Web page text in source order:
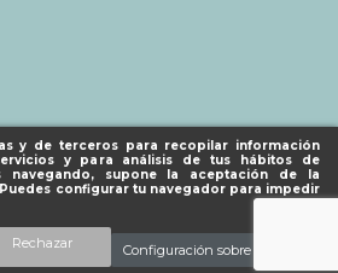
y de terceros para recopilar información
y para análisis de tus hábitos de
navegando, supone la aceptación de la
configurar tu navegador para impedir
Rechazar Configuración sobre cookies
Añadir al carrito